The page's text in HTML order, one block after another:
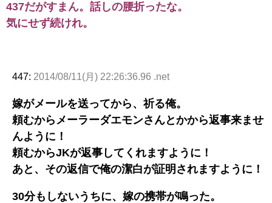
437だがすまん。話しの腰折ったな。
気にせず続けれ。
447: 2014/08/11(月) 22:26:36.96 .net
嫁がメールを送ってから、祈る俺。
頼むからメーラーダエモンさんとかから返事来ませ
んように！
頼むからJKが返事してくれますように！
あと、その返信で俺の潔白が証明されますように！
30分もしないうちに、嫁の携帯が鳴った。